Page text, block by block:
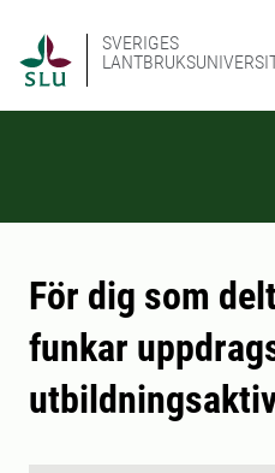
SVERIGES
För dig som
funkar